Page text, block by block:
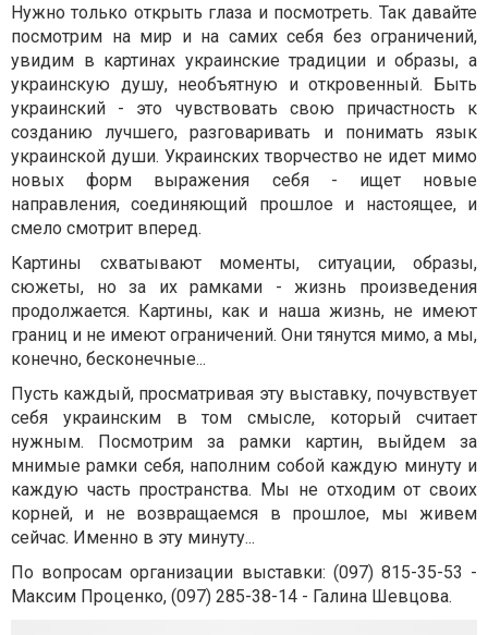
Нужно только открыть глаза и посмотреть. Так давайте
посмотрим на мир и на самих себя без ограничений,
увидим в картинах украинские традиции и образы, а
украинскую душу, необъятную и откровенный. Быть
украинский - это чувствовать свою причастность к
созданию лучшего, разговаривать и понимать язык
украинской души. Украинских творчество не идет мимо
новых форм выражения себя - ищет новые
направления, соединяющий прошлое и настоящее, и
смело смотрит вперед.
Картины схватывают моменты, ситуации, образы,
сюжеты, но за их рамками - жизнь произведения
продолжается. Картины, как и наша жизнь, не имеют
границ и не имеют ограничений. Они тянутся мимо, а мы,
конечно, бесконечные...
Пусть каждый, просматривая эту выставку, почувствует
себя украинским в том смысле, который считает
нужным. Посмотрим за рамки картин, выйдем за
мнимые рамки себя, наполним собой каждую минуту и
каждую часть пространства. Мы не отходим от своих
корней, и не возвращаемся в прошлое, мы живем
сейчас. Именно в эту минуту...
По вопросам организации выставки: (097) 815-35-53 -
Максим Проценко, (097) 285-38-14 - Галина Шевцова.